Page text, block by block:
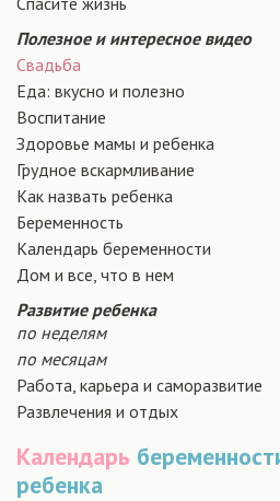
Полезное и интересное видео
Свадьба
Еда: вкусно и полезно
Воспитание
Здоровье мамы и ребенка
Грудное вскармливание
Как назвать ребенка
Беременность
Календарь беременности
Дом и все, что в нем
Развитие ребенка
по неделям
по месяцам
Работа, карьера и саморазвитие
Развлечения и отдых
Календарь
ребенка